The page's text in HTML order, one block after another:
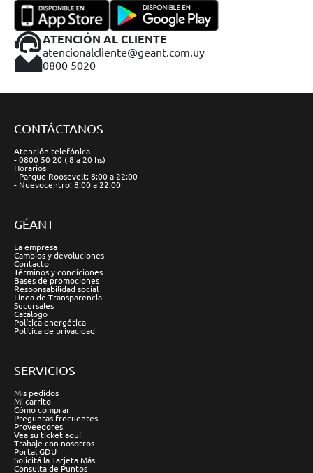
ATENCIÓN AL CLIENTE
atencionalcliente@geant.com.uy
0800 5020
CONTÁCTANOS
Atención telefónica
- 0800 50 20 ( 8 a 20 hs)
Horarios
- Parque Roosevelt: 8:00 a 22:00
- Nuevocentro: 8:00 a 22:00
GÉANT
La empresa
Cambios y devoluciones
Contacto
Términos y condiciones
Bases de promociones
Responsabilidad social
Línea de Transparencia
Sucursales
Catálogo
Política energética
Política de privacidad
SERVICIOS
Mis pedidos
Mi carrito
Cómo comprar
Preguntas frecuentes
Proveedores
Vea su ticket aquí
Trabaje con nosotros
Portal GDU
Solicitá la Tarjeta Más
Consulta de Puntos